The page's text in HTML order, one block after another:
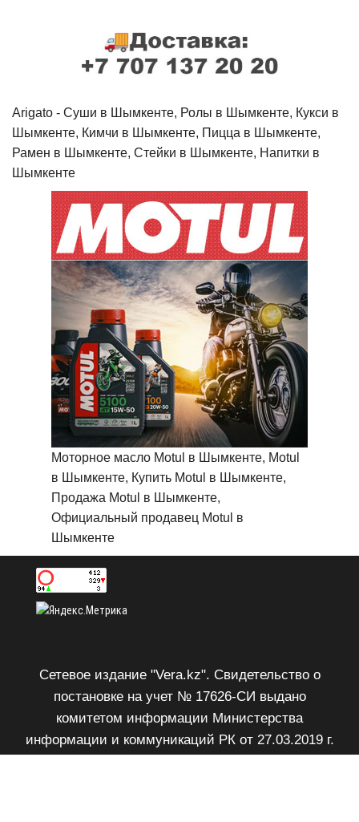
Arigato - Cуши в Шымкенте, Ролы в Шымкенте, Кукси в
Шымкенте, Кимчи в Шымкенте, Пицца в Шымкенте,
Рамен в Шымкенте, Стейки в Шымкенте, Напитки в
Шымкенте
Моторное масло Motul в Шымкенте, Motul
в Шымкенте, Купить Motul в Шымкенте,
Продажа Motul в Шымкенте,
Официальный продавец Motul в
Шымкенте
Сетевое издание "Vera.kz". Свидетельство о
постановке на учет № 17626-СИ выдано
комитетом информации Министерства
информации и коммуникаций РК от 27.03.2019 г.